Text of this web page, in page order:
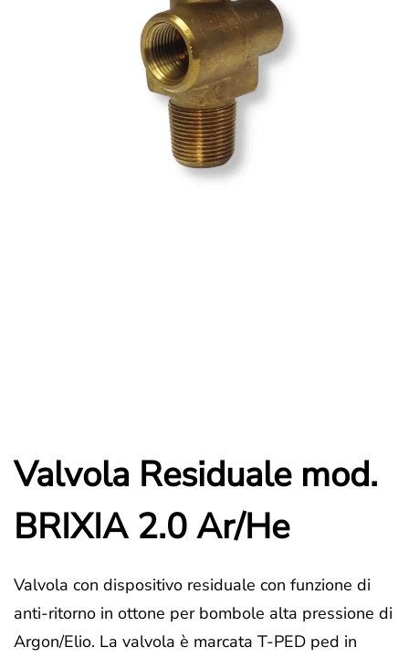
Valvola Residuale mod.
BRIXIA 2.0 Ar/He
Valvola con dispositivo residuale con funzione di
anti-ritorno in ottone per bombole alta pressione di
Argon/Elio. La valvola è marcata T-PED ped in